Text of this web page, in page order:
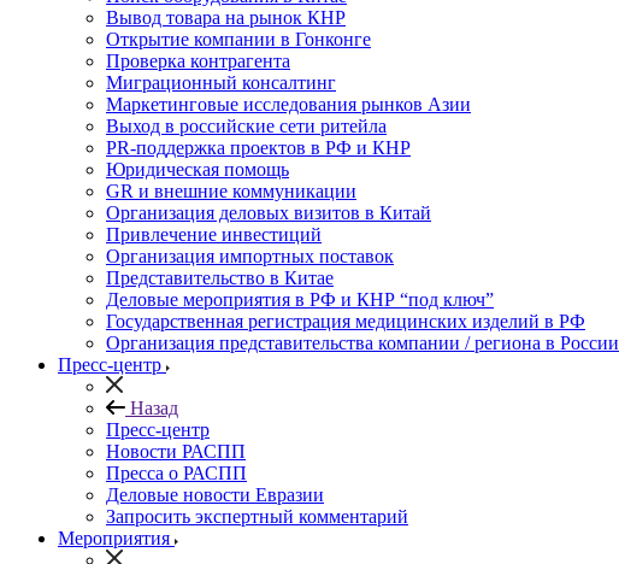
Вывод товара на рынок КНР
Открытие компании в Гонконге
Проверка контрагента
Миграционный консалтинг
Маркетинговые исследования рынков Азии
Выход в российские сети ритейла
PR-поддержка проектов в РФ и КНР
Юридическая помощь
GR и внешние коммуникации
Организация деловых визитов в Китай
Привлечение инвестиций
Организация импортных поставок
Представительство в Китае
Деловые мероприятия в РФ и КНР “под ключ”
Государственная регистрация медицинских изделий в РФ
Организация представительства компании / региона в России
Пресс-центр
Назад
Пресс-центр
Новости РАСПП
Пресса о РАСПП
Деловые новости Евразии
Запросить экспертный комментарий
Мероприятия